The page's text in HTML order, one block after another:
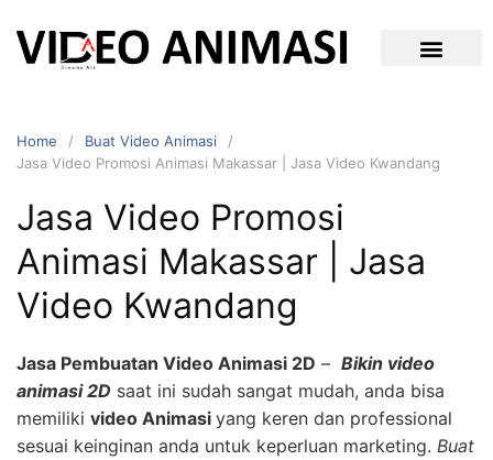
Home
Buat Video Animasi
Jasa Video Promosi Animasi Makassar | Jasa Video Kwandang
Jasa Video Promosi
Animasi Makassar | Jasa
Video Kwandang
Jasa Pembuatan Video Animasi 2D – Bikin video
animasi 2D saat ini sudah sangat mudah, anda bisa
memiliki video Animasi yang keren dan professional
sesuai keinginan anda untuk keperluan marketing. Buat